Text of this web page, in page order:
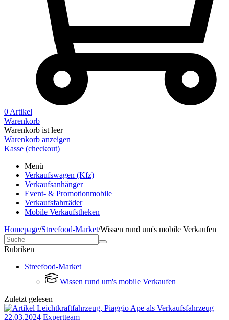
0 Artikel
Warenkorb
Warenkorb ist leer
Warenkorb anzeigen
Kasse (checkout)
Menü
Verkaufswagen (Kfz)
Verkaufsanhänger
Event- & Promotionmobile
Verkaufsfahrräder
Mobile Verkaufstheken
Homepage/Streefood-Market/Wissen rund um's mobile Verkaufen
Rubriken
Streefood-Market
Wissen rund um's mobile Verkaufen
Zuletzt gelesen
22.03.2024 Expertteam